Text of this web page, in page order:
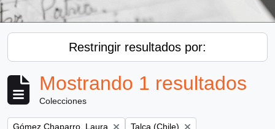
Restringir resultados por:
Mostrando 1 resultados
Colecciones
Remove filter:
Gómez Chaparro, Laura Remove filter:
Talca (Chile)